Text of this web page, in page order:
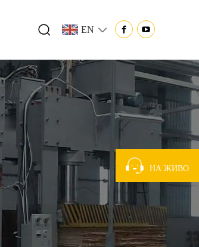
EN
НА ЖИВО